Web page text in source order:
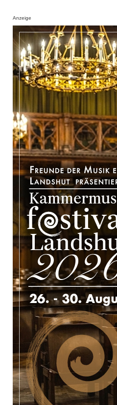
Anzeige